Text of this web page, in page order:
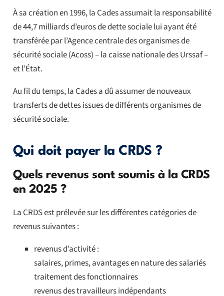
À sa création en 1996, la Cades assumait la responsabilité
de 44,7 milliards d’euros de dette sociale lui ayant été
transférée par l’Agence centrale des organismes de
sécurité sociale (Acoss) – la caisse nationale des Urssaf –
et l’État.
Au fil du temps, la Cades a dû assumer de nouveaux
transferts de dettes issues de différents organismes de
sécurité sociale.
Qui doit payer la CRDS ?
Quels revenus sont soumis à la CRDS
en 2025 ?
La CRDS est prélevée sur les différentes catégories de
revenus suivantes :
revenus d’activité :
salaires, primes, avantages en nature des salariés
traitement des fonctionnaires
revenus des travailleurs indépendants